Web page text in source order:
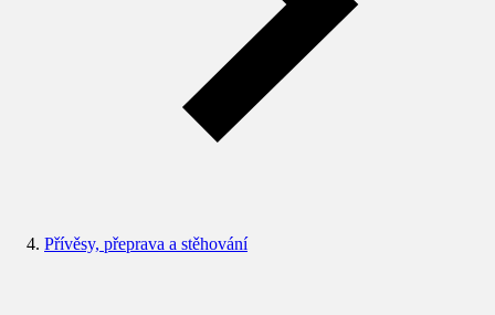
Přívěsy, přeprava a stěhování